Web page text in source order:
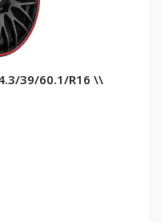
39/60.1/R16 \\